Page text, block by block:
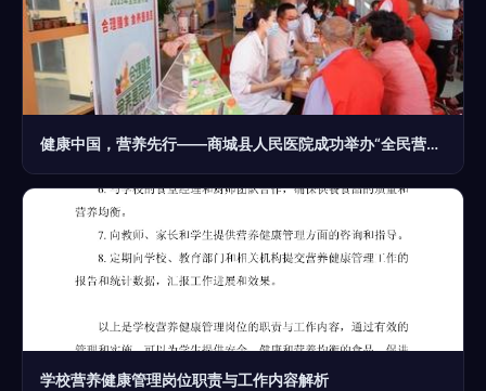
健康中国，营养先行——商城县人民医院成功举办“全民营养周”大型义诊暨健康管理咨询活动
学校营养健康管理岗位职责与工作内容解析